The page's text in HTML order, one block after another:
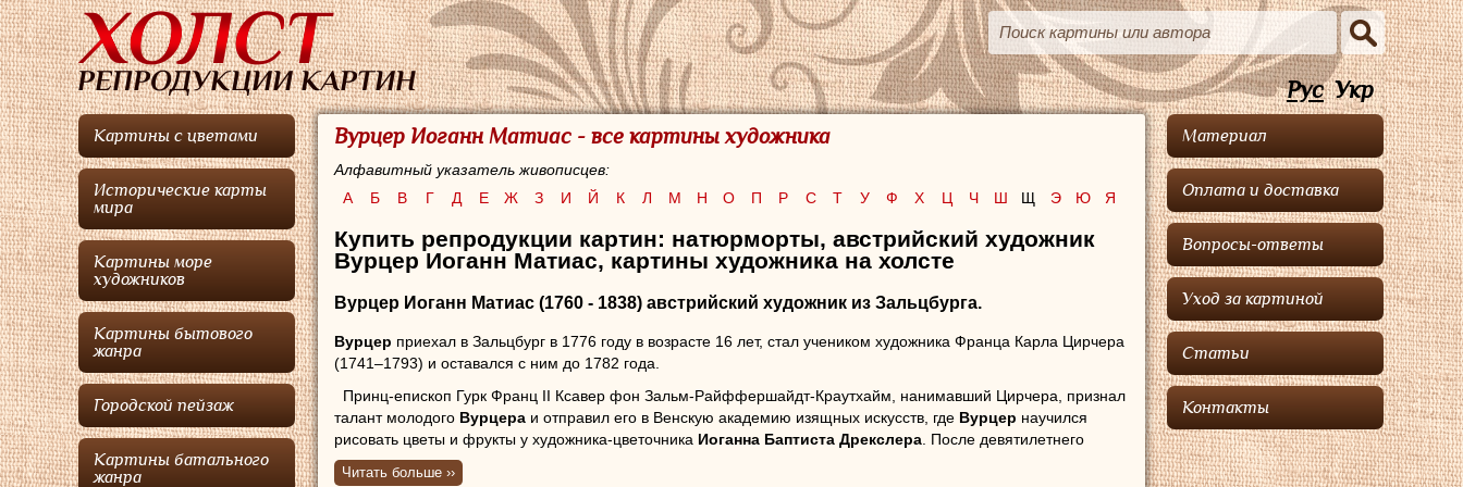
Рус Укр
Картины с цветами
Исторические карты
мира
Картины море
художников
Картины бытового
жанра
Городской пейзаж
Картины батального
жанра
Вурцер Иоганн Матиас - все картины художника
Алфавитный указатель живописцев:
А
Б В Г Д Е Ж З И Й К Л М Н О П Р С Т У Ф Х Ц Ч Ш Щ Э Ю Я
Купить репродукции картин: натюрморты, австрийский художник
Вурцер Иоганн Матиас, картины художника на холсте
Вурцер Иоганн Матиас (1760 - 1838) австрийский художник из Зальцбурга.
Вурцер приехал в Зальцбург в 1776 году в возрасте 16 лет, стал учеником художника Франца Карла Цирчера
(1741–1793) и оставался с ним до 1782 года.
Принц-епископ Гурк Франц II Ксавер фон Зальм-Райффершайдт-Краутхайм, нанимавший Цирчера, признал
талант молодого Вурцера и отправил его в Венскую академию изящных искусств, где Вурцер научился
рисовать цветы и фрукты у художника-цветочника Иоганна Баптиста Дрекслера. После девятилетнего
обучения принц Салм назначил его в Клагенфурт, где он пробыл от шести до семи лет.
Читать больше ››
Материал
Оплата и доставка
Вопросы-ответы
Уход за картиной
Статьи
Контакты